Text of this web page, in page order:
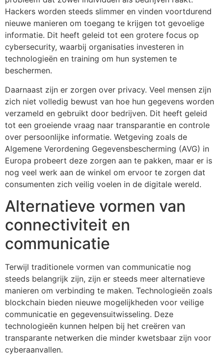
Hackers worden steeds slimmer en vinden voortdurend
nieuwe manieren om toegang te krijgen tot gevoelige
informatie. Dit heeft geleid tot een grotere focus op
cybersecurity, waarbij organisaties investeren in
technologieën en training om hun systemen te
beschermen.
Daarnaast zijn er zorgen over privacy. Veel mensen zijn
zich niet volledig bewust van hoe hun gegevens worden
verzameld en gebruikt door bedrijven. Dit heeft geleid
tot een groeiende vraag naar transparantie en controle
over persoonlijke informatie. Wetgeving zoals de
Algemene Verordening Gegevensbescherming (AVG) in
Europa probeert deze zorgen aan te pakken, maar er is
nog veel werk aan de winkel om ervoor te zorgen dat
consumenten zich veilig voelen in de digitale wereld.
Alternatieve vormen van
connectiviteit en
communicatie
Terwijl traditionele vormen van communicatie nog
steeds belangrijk zijn, zijn er steeds meer alternatieve
manieren om verbinding te maken. Technologieën zoals
blockchain bieden nieuwe mogelijkheden voor veilige
communicatie en gegevensuitwisseling. Deze
technologieën kunnen helpen bij het creëren van
transparante netwerken die minder kwetsbaar zijn voor
cyberaanvallen.